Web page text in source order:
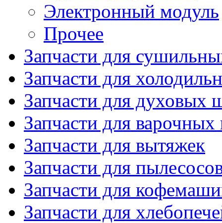
Электронный модуль
Прочее
Запчасти для
Запчасти для
Запчасти для духовых
Запчасти для варочных
Запчасти для вытяжек
Запчасти для
Запчасти для
Запчасти для